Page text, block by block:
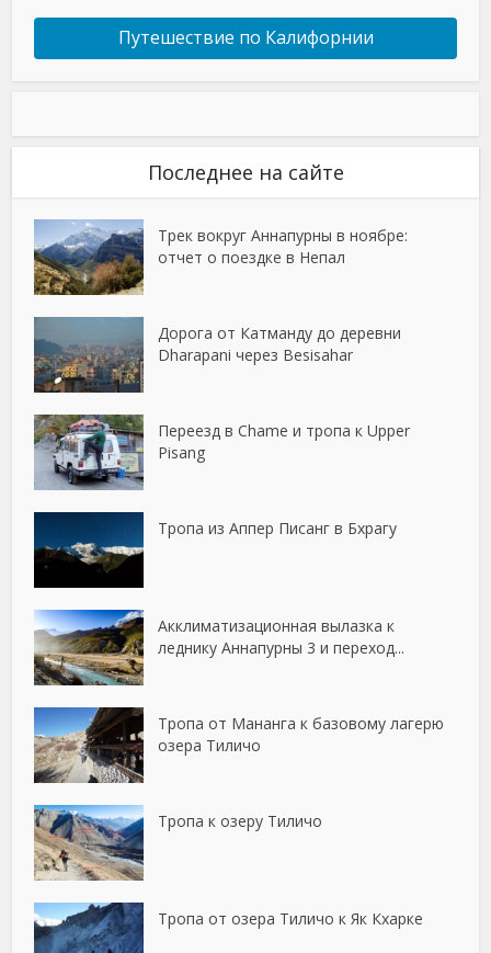
Путешествие по Калифорнии
Последнее на сайте
Трек вокруг Аннапурны в ноябре:
отчет о поездке в Непал
Дорога от Катманду до деревни
Dharapani через Besisahar
Переезд в Chame и тропа к Upper
Pisang
Тропа из Аппер Писанг в Бхрагу
Акклиматизационная вылазка к
леднику Аннапурны 3 и переход...
Тропа от Мананга к базовому лагерю
озера Тиличо
Тропа к озеру Тиличо
Тропа от озера Тиличо к Як Кхарке